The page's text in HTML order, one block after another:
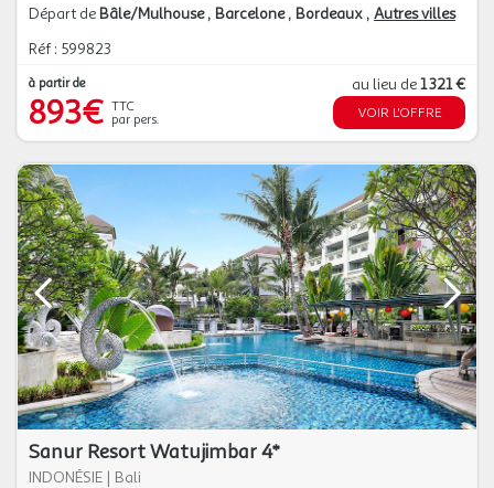
Départ de Bâle/Mulhouse Barcelone Bordeaux Autres villes
Réf : 599823
à partir de
893€ TTC
par pers.
au lieu de1 321 €
VOIR L'OFFRE
Sanur Resort Watujimbar 4*
INDONÉSIE | Bali